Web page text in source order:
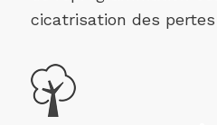
cicatrisation des pertes